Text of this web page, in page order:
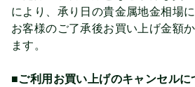
により、承り日の貴金属地金相場
お客様のご了承後お買い上げ金額
ます。
■ご利用お買い上げのキャンセルに